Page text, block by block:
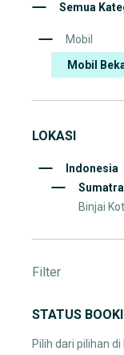
Semua
Mobil
Mobil
LOKASI
Indonesia
Binjai
Filter
STATUS
Pilih dari pilihan